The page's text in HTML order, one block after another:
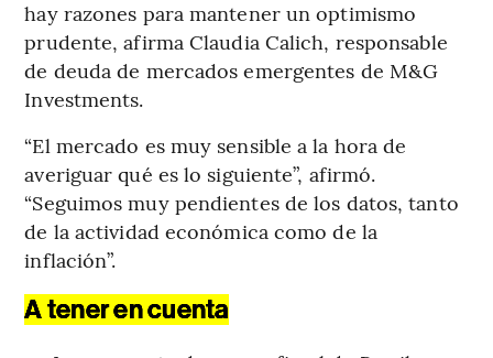
hay razones para mantener un optimismo
prudente, afirma Claudia Calich, responsable
de deuda de mercados emergentes de M&G
Investments.
“El mercado es muy sensible a la hora de
averiguar qué es lo siguiente”, afirmó.
“Seguimos muy pendientes de los datos, tanto
de la actividad económica como de la
inflación”.
A tener en cuenta